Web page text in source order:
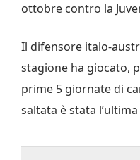
ottobre contro la
Il difensore italo-
stagione ha giocato,
prime 5 giornate di
saltata è stata